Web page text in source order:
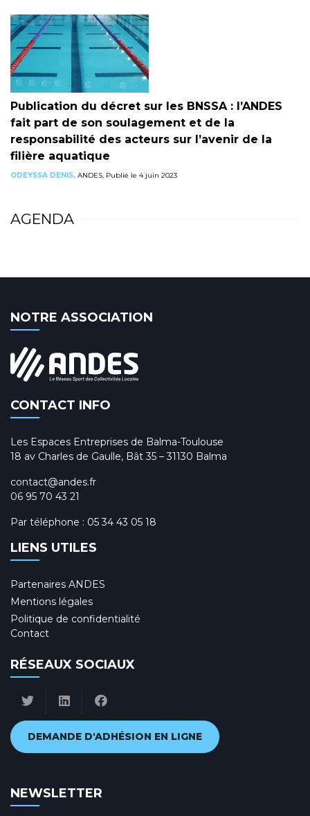
Publication du décret sur les BNSSA : l’ANDES
fait part de son soulagement et de la
responsabilité des acteurs sur l’avenir de la
filière aquatique
ODEYSSA DENIS, ANDES, Publié le 4 juin 2023
AGENDA
NOTRE ASSOCIATION
CONTACT INFO
Les Espaces Entreprises de Balma-Toulouse
18 av Charles de Gaulle, Bât 35 – 31130 Balma
contact@andes.fr
06 95 70 43 21
Par téléphone : 05 34 43 05 18
LIENS UTILES
Partenaires ANDES
Mentions légales
Politique de confidentialité
Contact
RÉSEAUX SOCIAUX
DEMANDE D'ADHÉSION EN LIGNE
NEWSLETTER